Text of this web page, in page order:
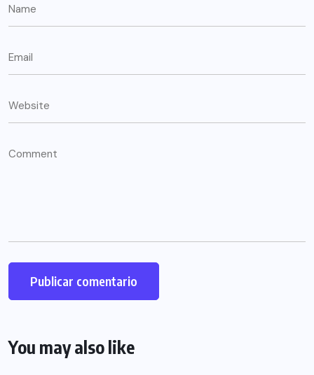
You may also like